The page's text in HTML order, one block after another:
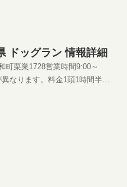
ドッグラン 情報詳細
町栗巣1728営業時間9:00～
なります。料金1頭1時間半